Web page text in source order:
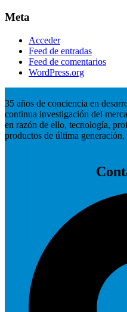
Meta
Acceder
Feed de entradas
Feed de comentarios
WordPress.org
35 años de conciencia en
continua investigación del
en razón de ello, tecnología,
productos de última